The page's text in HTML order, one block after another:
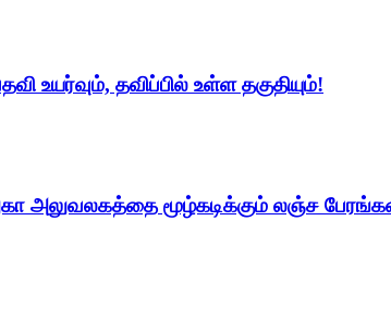
உயர்வும், தவிப்பில் உள்ள தகுதியும்!
அலுவலகத்தை மூழ்கடிக்கும் லஞ்ச